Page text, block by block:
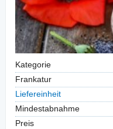
Kategorie
Frankatur
Liefereinheit
Mindestabnahme
Preis